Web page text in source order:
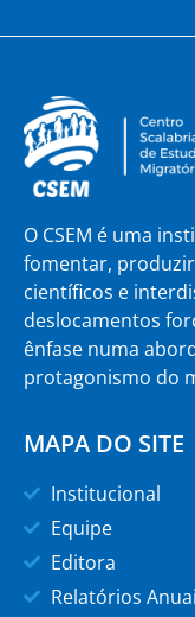
O CSEM é uma
fomentar,
científicos e
deslocamentos
ênfase numa
protagonismo do
MAPA DO SITE
Institucional
Equipe
Editora
Relatórios